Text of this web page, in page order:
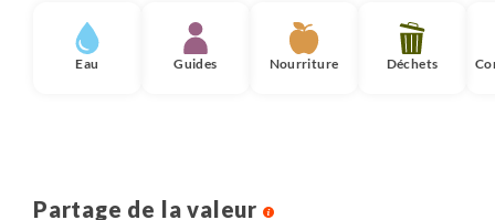
Eau Guides Nourriture Déchets
Partage de la valeur